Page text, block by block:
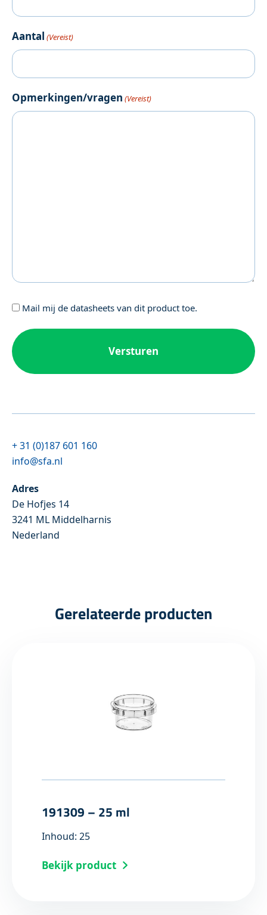
Aantal (Vereist)
Opmerkingen/vragen (Vereist)
Geen
Mail mij de datasheets van dit product toe.
+ 31 (0)187 601 160
info@sfa.nl
Adres
De Hofjes 14
3241 ML Middelharnis
Nederland
Gerelateerde producten
191309 – 25 ml
Inhoud: 25
Bekijk product